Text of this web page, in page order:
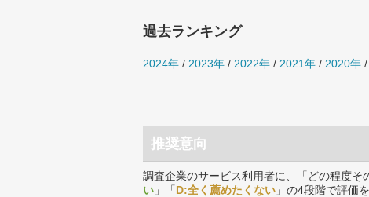
過去ランキング
2024年 / 2023年 / 2022年 / 2021年 / 2020年 /
推奨意向
調査企業のサービス利用者に、「どの程度
い 」「D:全く薦めたくない 」の4段階で評価